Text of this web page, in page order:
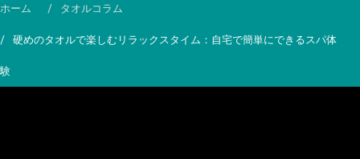
ス
ッ
プ
ホーム タオルコラム
硬めのタオルで楽しむリラックスタイム：自宅で簡単にできるスパ体
験